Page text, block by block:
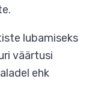
lubamiseks
väärtusi
ehk